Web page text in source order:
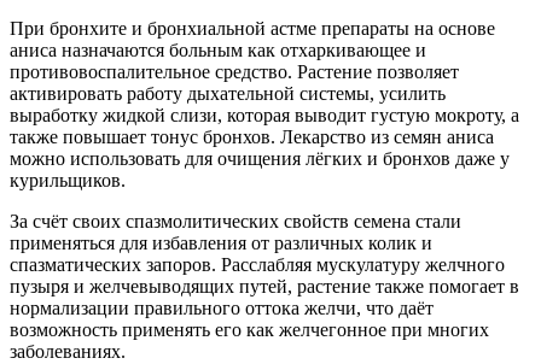
При бронхите и бронхиальной астме препараты на основе
аниса назначаются больным как отхаркивающее и
противовоспалительное средство. Растение позволяет
активировать работу дыхательной системы, усилить
выработку жидкой слизи, которая выводит густую мокроту, а
также повышает тонус бронхов. Лекарство из семян аниса
можно использовать для очищения лёгких и бронхов даже у
курильщиков.
За счёт своих спазмолитических свойств семена стали
применяться для избавления от различных колик и
спазматических запоров. Расслабляя мускулатуру желчного
пузыря и желчевыводящих путей, растение также помогает в
нормализации правильного оттока желчи, что даёт
возможность применять его как желчегонное при многих
заболеваниях.